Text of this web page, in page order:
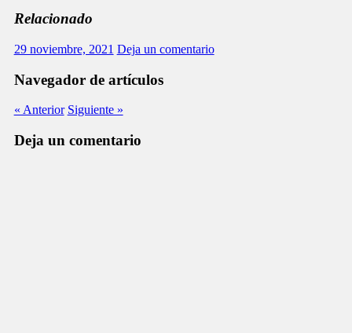
Relacionado
29 noviembre, 2021 Deja un comentario
Navegador de artículos
« Anterior Siguiente »
Deja un comentario